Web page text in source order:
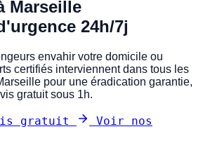
Marseille
24h/7j
envahir votre domicile ou
certifiés interviennent dans tous les
pour une éradication garantie,
gratuit sous 1h.
gratuit
Voir nos